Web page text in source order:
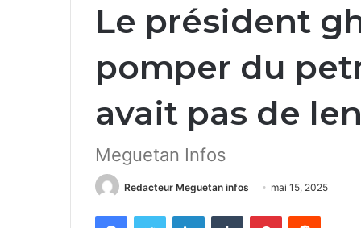
Le président
pomper du
avait pas de
Meguetan Infos
Redacteur Meguetan infos mai 15, 2025